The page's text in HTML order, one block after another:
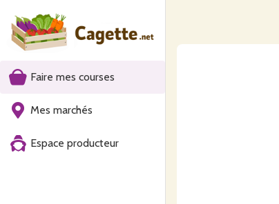
Faire mes courses
Mes marchés
Espace producteur